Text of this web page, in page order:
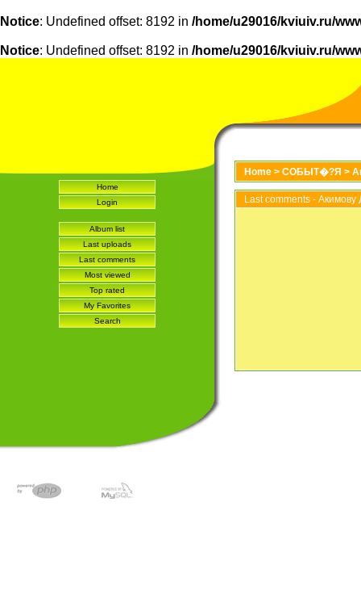
Notice: Undefined offset: 8192 in /home/u29016/kviuiv.ru/
Notice: Undefined offset: 8192 in /home/u29016/kviuiv.ru/
Home
Login
Album list
Last uploads
Last comments
Most viewed
Top rated
My Favorites
Search
Home > СОБЫТ�?Я >
Last comments - Акимову